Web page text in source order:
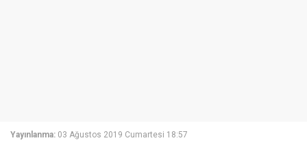
Yayınlanma: 03 Ağustos 2019 Cumartesi 18:57